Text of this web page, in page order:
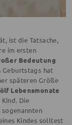
ist die Tatsache,
im ersten
Bedeutung
Geburtstags hat
späteren Größe
Lebensmonate
Die
Kindes solltest